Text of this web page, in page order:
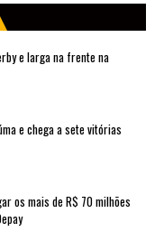
e larga na frente na
e chega a sete vitórias
os mais de R$ 70 milhões